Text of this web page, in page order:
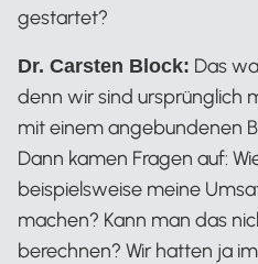
gestartet?
Dr. Carsten Block: Das
denn wir sind ursprünglich
mit einem angebundenen
Dann kamen Fragen auf:
beispielsweise meine
machen? Kann man das
berechnen? Wir hatten ja